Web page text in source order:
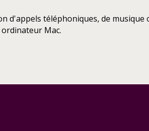
d'appels téléphoniques, de musique
Mac.